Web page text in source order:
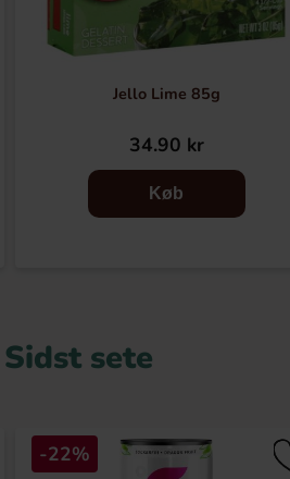
Jello Lime 85g
34.90 kr
Køb
Sidst sete
-22%